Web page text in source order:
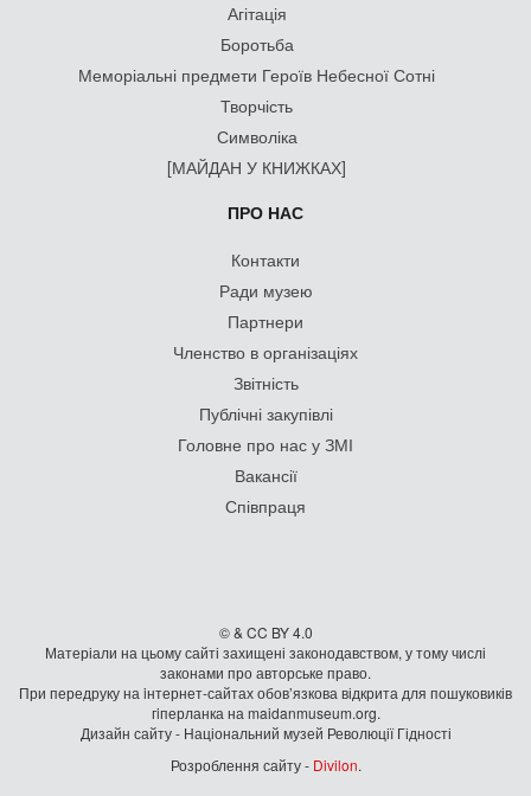
Агітація
Боротьба
Меморіальні предмети Героїв Небесної Сотні
Творчість
Символіка
[МАЙДАН У КНИЖКАХ]
ПРО НАС
Контакти
Ради музею
Партнери
Членство в організаціях
Звітність
Публічні закупівлі
Головне про нас у ЗМІ
Вакансії
Співпраця
© & CC BY 4.0
Матеріали на цьому сайті захищені законодавством, у тому числі
законами про авторське право.
При передруку на iнтернет-сайтах обов’язкова відкрита для пошуковиків
гiперланка на maidanmuseum.org.
Дизайн сайту - Національний музей Революції Гідності
Розроблення сайту - Divilon.